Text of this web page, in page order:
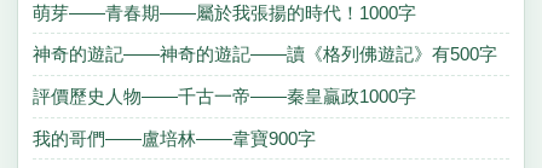
萌芽——青春期——屬於我張揚的時代！1000字
神奇的遊記——神奇的遊記——讀《格列佛遊記》有500字
評價歷史人物——千古一帝——秦皇贏政1000字
我的哥們——盧培林——韋寶900字